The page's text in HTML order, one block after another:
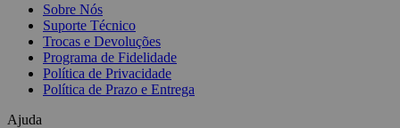
Sobre Nós
Suporte Técnico
Trocas e Devoluções
Programa de Fidelidade
Política de Privacidade
Política de Prazo e Entrega
Ajuda